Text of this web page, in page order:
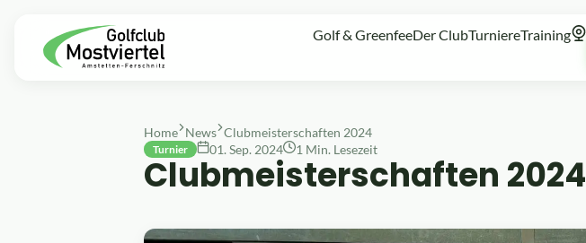
Golf & GreenfeeDer ClubTurniereTraining
Home News Clubmeisterschaften 2024
Turnier 01. Sep. 2024 1 Min. Lesezeit
Clubmeisterschaften 2024